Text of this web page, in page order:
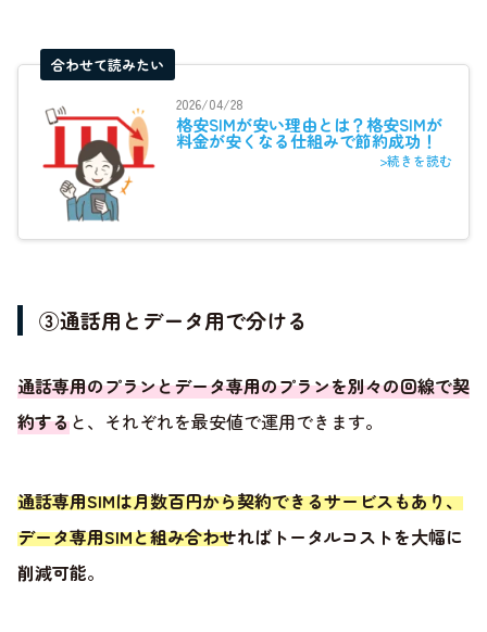
合わせて読みたい
2026/04/28
格安SIMが安い理由とは？格安SIMが
料金が安くなる仕組みで節約成功！
>続きを読む
③通話用とデータ用で分ける
通話専用のプランとデータ専用のプランを別々の回線で契
約すると、それぞれを最安値で運用できます。
通話専用SIMは月数百円から契約できるサービスもあり、
データ専用SIMと組み合わせればトータルコストを大幅に
削減可能。